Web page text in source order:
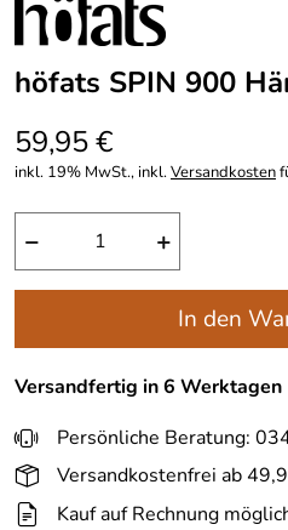
höfats SPIN 900
59,95 €
inkl. 19% MwSt., inkl.Versandkosten
− +
In den
Versandfertig in 6 Werktagen
Persönliche Beratung:
Versandkostenfrei ab
Kauf auf Rechnung